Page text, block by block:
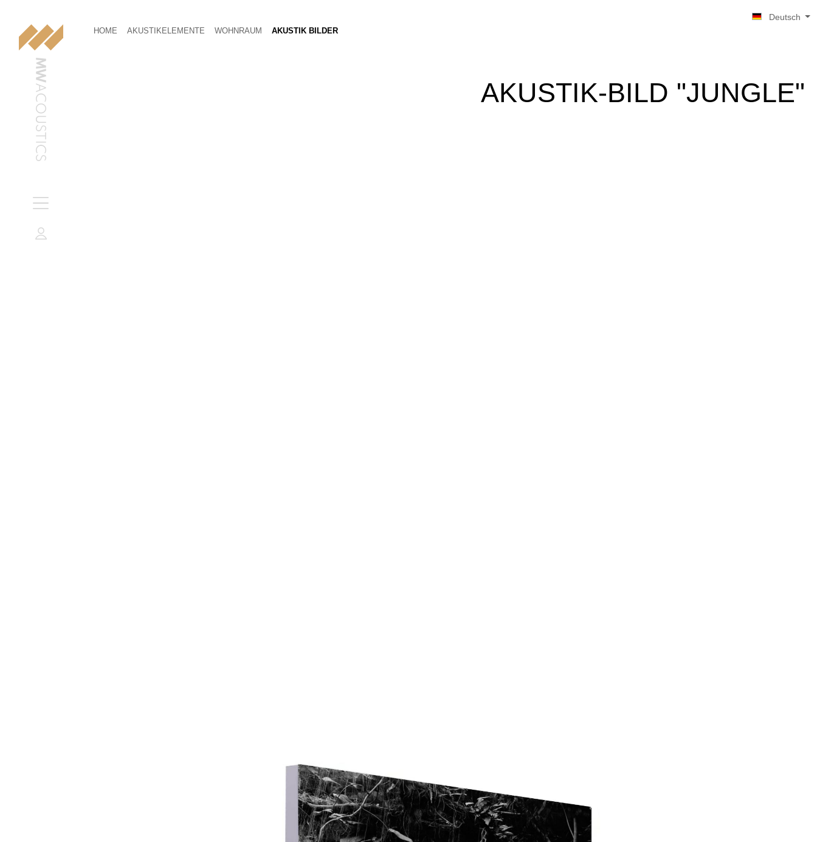
Deutsch
HOME AKUSTIKELEMENTE WOHNRAUM AKUSTIK BILDER
AKUSTIK-BILD "JUNGLE"